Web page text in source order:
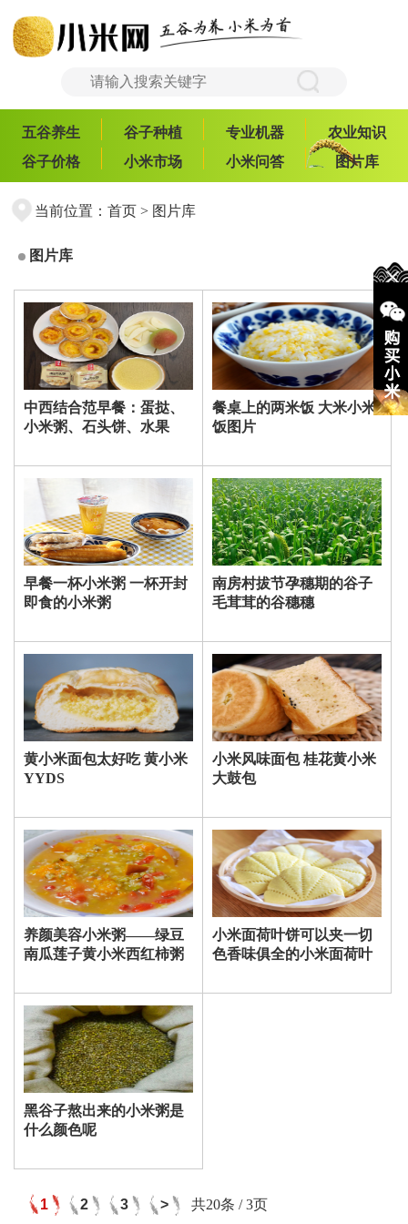
五谷养生 谷子种植 专业机器
农业知识
谷子价格
小米市场 小米问答 图片库
当前位置： 首页> 图片库
图片库
中西结合范早餐：蛋挞、
小米粥、石头饼、水果
餐桌上的两米饭 大米小米
饭图片
早餐一杯小米粥 一杯开封
即食的小米粥
南房村拔节孕穗期的谷子
毛茸茸的谷穗穗
黄小米面包太好吃 黄小米
YYDS
小米风味面包 桂花黄小米
大鼓包
养颜美容小米粥——绿豆
南瓜莲子黄小米西红柿粥
小米面荷叶饼可以夹一切
色香味俱全的小米面荷叶
黑谷子熬出来的小米粥是
什么颜色呢
1 2 3 > 共20条 / 3页